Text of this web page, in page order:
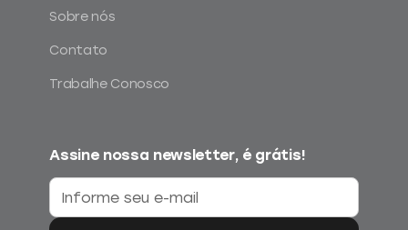
Sobre nós
Contato
Trabalhe Conosco
Assine nossa newsletter, é grátis!